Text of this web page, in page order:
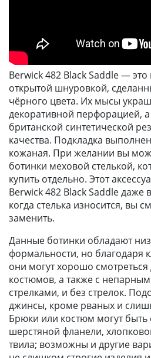
Berwick 482 Black Saddle —
открытой шнуровкой,
чёрного цвета. Их мысы
декоративной перфорацией,
британской синтетической
качества. Подкладка
кожаная. При желании вы
ботинки меховой стелькой,
купить отдельно. Этот
Berwick 482 Black Saddle даже
когда стелька износится, вы
заменить.
Данные ботинки обладают
формальности, но благодаря
они могут хорошо
костюмов, а также с
стрелками, и без стрелок.
джинсы, кроме рваных и
Брюки или костюм могут быть
шерстяной фланели,
твила; возможны и другие